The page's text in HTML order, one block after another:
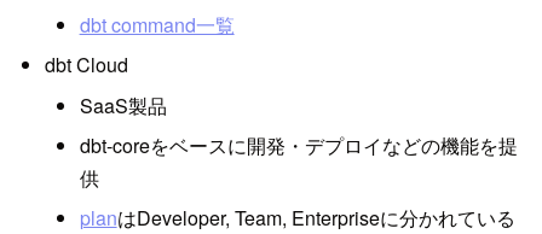
dbt command一覧
dbt Cloud
SaaS製品
dbt-coreをベースに開発・デプロイなどの機能を提
供
planはDeveloper, Team, Enterpriseに分かれている